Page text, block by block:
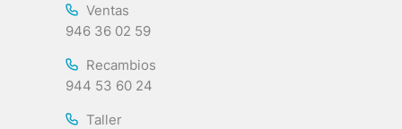
Ventas
946 36 02 59
Recambios
944 53 60 24
Taller